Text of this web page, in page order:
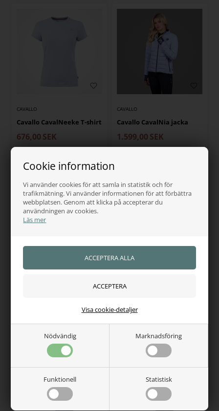
Cookie information
Vi använder cookies för att samla in statistik och för
trafikmätning. Vi använder informationen för att förbättra
webbplatsen. Genom att klicka på accepterar du
användningen av cookies.
Läs mer
Nödvändig Marknadsföring
Funktionell Statistisk
Visa cookie-detaljer
CAVALLO
Cavallo CavalNeeke T-shirt
676,00 SEK
CAVALLO
Cavallo CavalNia jacka
1.599,00 SEK
Cavallo CavalNidhi t-shirt
Cavallo CavalNoami
1.568,00